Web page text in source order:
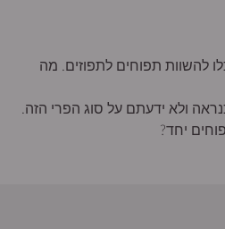
להשוות תפוחים לתפוזים. מה
ולא ידעתם על סוג הפרי הזה.
יחד?